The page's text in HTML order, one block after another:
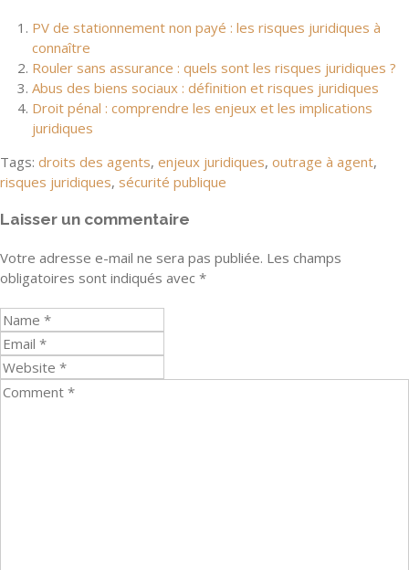
PV de stationnement non payé : les risques juridiques à
connaître
Rouler sans assurance : quels sont les risques juridiques ?
Abus des biens sociaux : définition et risques juridiques
Droit pénal : comprendre les enjeux et les implications
juridiques
Tags: droits des agents, enjeux juridiques, outrage à agent,
risques juridiques, sécurité publique
Laisser un commentaire
Votre adresse e-mail ne sera pas publiée. Les champs
obligatoires sont indiqués avec *